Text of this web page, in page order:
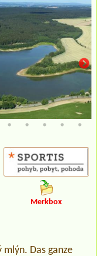
Merkbox
Das ganze